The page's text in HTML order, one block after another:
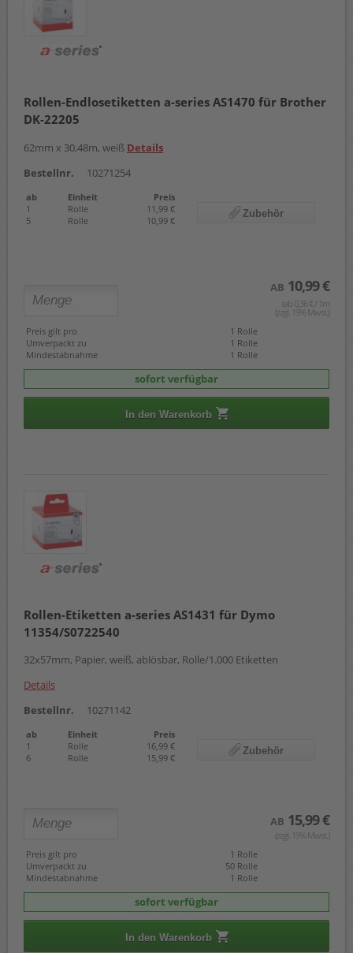
Rollen-Endlosetiketten a-series AS1470 für Brother
DK-22205
62mm x 30,48m, weiß Details
Bestellnr.
10271254
ab Einheit
Preis
1
Rolle
11,99 €
5
Rolle 10,99 €
Zubehör
AB 10,99 €
(ab 0,36 € / 1m
(zzgl. 19% Mwst.)
Preis gilt pro
1 Rolle
Umverpackt zu
1 Rolle
Mindestabnahme
1 Rolle
sofort verfügbar
In den Warenkorb
Rollen-Etiketten a-series AS1431 für Dymo
11354/S0722540
32x57mm, Papier, weiß, ablösbar, Rolle/1.000 Etiketten
Details
Bestellnr.
10271142
ab Einheit
Preis
1
Rolle
16,99 €
6
Rolle 15,99 €
Zubehör
AB 15,99 €
(zzgl. 19% Mwst.)
Preis gilt pro
1 Rolle
Umverpackt zu
50 Rolle
Mindestabnahme
1 Rolle
sofort verfügbar
In den Warenkorb